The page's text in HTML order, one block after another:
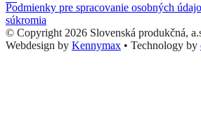
Podmienky pre spracovanie osobných
súkromia
© Copyright 2026 Slovenská produkčná,
Webdesign by Kennymax • Technology by